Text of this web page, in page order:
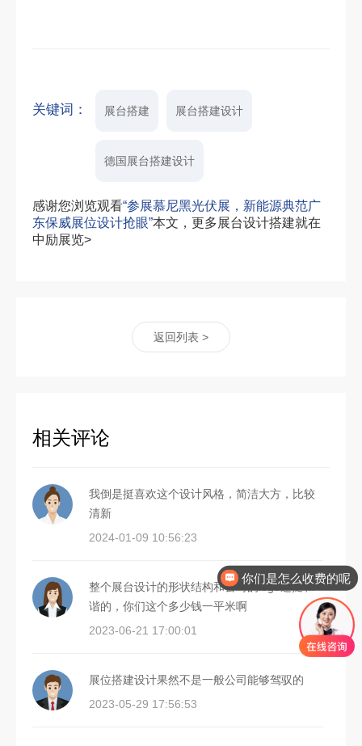
关键词： 展台搭建 展台搭建设计
德国展台搭建设计
感谢您浏览观看“参展慕尼黑光伏展，新能源典范广
东保威展位设计抢眼”本文，更多展台设计搭建就在
中励展览>
返回列表 >
相关评论
我倒是挺喜欢这个设计风格，简洁大方，比较
清新
2024-01-09 10:56:23
整个展台设计的形状结构和公司的logo还挺和
谐的，你们这个多少钱一平米啊
2023-06-21 17:00:01
展位搭建设计果然不是一般公司能够驾驭的
2023-05-29 17:56:53
你们是怎么收费的呢